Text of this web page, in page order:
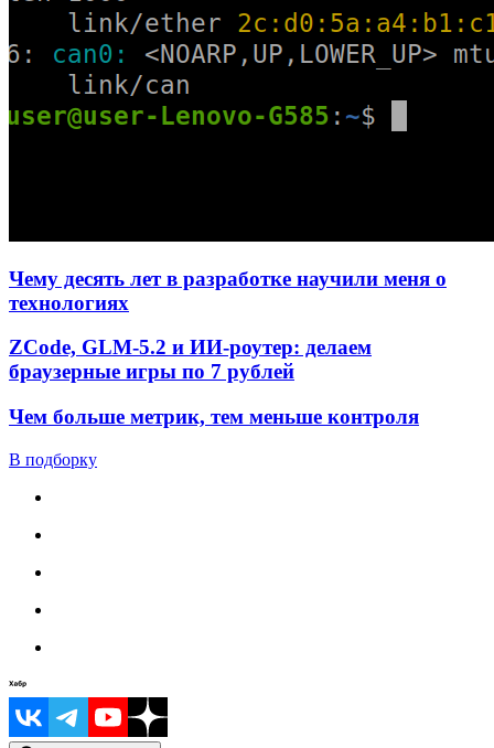
Чему десять лет в разработке научили меня о
технологиях
ZCode, GLM-5.2 и ИИ-роутер: делаем
браузерные игры по 7 рублей
Чем больше метрик, тем меньше контроля
В подборку